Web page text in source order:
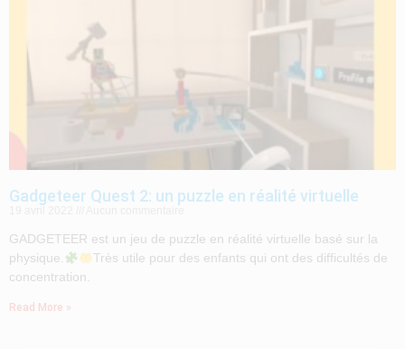
Gadgeteer Quest 2: un puzzle en réalité virtuelle
GADGETEER est un jeu de puzzle en réalité virtuelle basé sur la
physique.
Très utile pour des enfants qui ont des difficultés de
concentration.
Read More »